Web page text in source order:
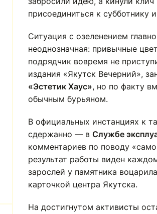
присоединиться к субботнику
Ситуация с озеленением
неоднозначная: привычные
подрядчик вовремя не
издания «Якутск Вечерний»,
«Эстетик Хаус», но по факту
обычным бурьяном.
В официальных инстанциях к
сдержанно — в Службе
комментариев по поводу
результат работы виден
зарослей у памятника
карточкой центра Якутска.
На достигнутом активисты